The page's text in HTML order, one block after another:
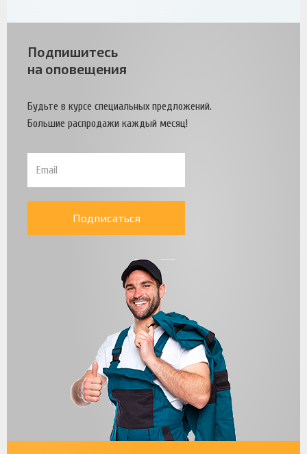
Подпишитесь
на оповещения
Будьте в курсе специальных предложений.
Большие распродажи каждый месяц!
Подписаться